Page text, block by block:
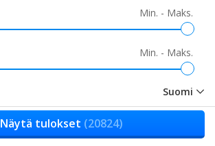
Min. - Maks.
Min. - Maks.
Suomi
Näytä tulokset (20824)